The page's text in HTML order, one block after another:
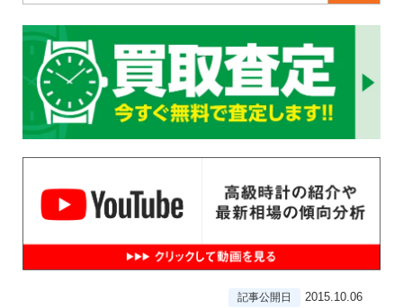
記事公開日 2015.10.06